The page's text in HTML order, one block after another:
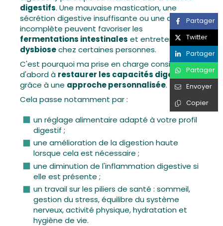
digestifs. Une mauvaise mastication, une
sécrétion digestive insuffisante ou une digestion
incomplète peuvent favoriser les
fermentations intestinales et entretenir la
dysbiosechez certaines personnes.
C'est pourquoi ma prise en charge consiste
d'abord à restaurer les capacités digestives
grâce à une approche personnalisée.
Cela passe notamment par :
un réglage alimentaire adapté à votre profil
digestif ;
une amélioration de la digestion haute
lorsque cela est nécessaire ;
une diminution de l'inflammation digestive si
elle est présente ;
un travail sur les piliers de santé : sommeil,
gestion du stress, équilibre du système
nerveux, activité physique, hydratation et
hygiène de vie.
Partager
Twitter
Partager
Partager
Envoyer
Copier